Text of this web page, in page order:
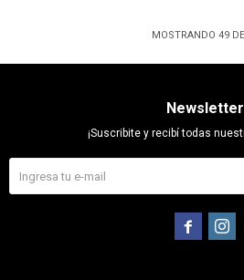
MOSTRANDO 49DE
Newsletter
¡Suscribite y recibí todas
 